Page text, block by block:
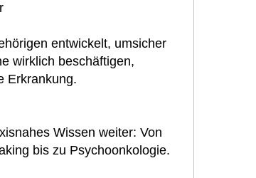
entwickelt, umsicher
wirklich beschäftigen,
Erkrankung.
Wissen weiter: Von
bis zu Psychoonkologie.